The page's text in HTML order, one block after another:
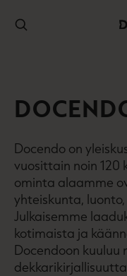
sisältöön
Docendo on
vuosittain noin 120
ominta alaamme
yhteiskunta,
Julkaisemme
kotimaista ja
Docendoon kuuluu